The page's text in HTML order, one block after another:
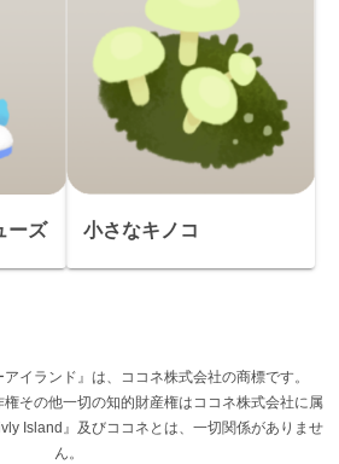
ーズ 小さなキノコ
イランド』は、ココネ株式会社の商標です。
権その他一切の知的財産権はココネ株式会社に属
Island』及びココネとは、一切関係がありませ
ん。